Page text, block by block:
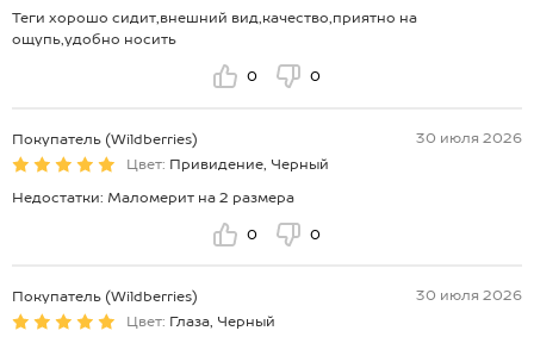
Теги хорошо сидит,внешний вид,качество,приятно на
ощупь,удобно носить
0 0
Покупатель (Wildberries)
30 июля 2026
Цвет: Привидение, Черный
Недостатки: Маломерит на 2 размера
0 0
Покупатель (Wildberries)
30 июля 2026
Цвет: Глаза, Черный